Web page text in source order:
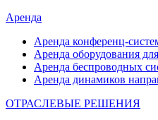
Аренда
Аренда конференц-
Аренда оборудования
Аренда беспроводных
Аренда динамиков
ОТРАСЛЕВЫЕ РЕШЕНИЯ